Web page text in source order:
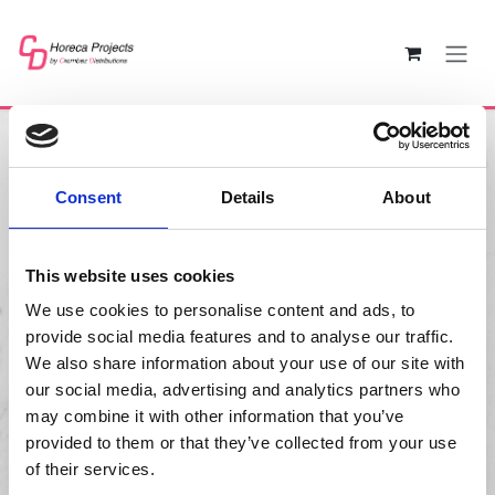
Consent Details About
This website uses cookies
We use cookies to personalise content and ads, to
provide social media features and to analyse our traffic.
We also share information about your use of our site with
our social media, advertising and analytics partners who
may combine it with other information that you’ve
provided to them or that they’ve collected from your use
of their services.
Handige links
Ligbedden
Relaxstoelen
Stoelen
Barkrukken
Juridische afdeling
Contact